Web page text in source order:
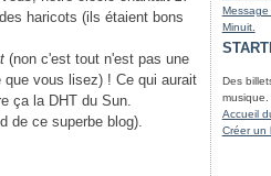
haricots (ils étaient bons
(non c'est tout n'est pas une
vous lisez) ! Ce qui aurait
ça la DHT du Sun.
de ce superbe blog).
Message
Minuit.
Des
musique.
Accueil
Créer un